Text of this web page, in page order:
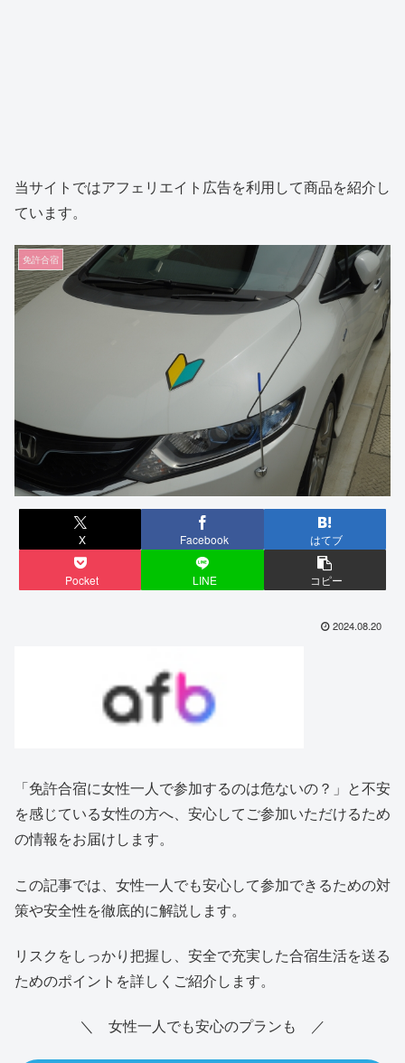
当サイトではアフェリエイト広告を利用して商品を紹介し
ています。
免許合宿
X Facebook はてブ
Pocket LINE コピー
2024.08.20
「免許合宿に女性一人で参加するのは危ないの？」と不安
を感じている女性の方へ、安心してご参加いただけるため
の情報をお届けします。
この記事では、女性一人でも安心して参加できるための対
策や安全性を徹底的に解説します。
リスクをしっかり把握し、安全で充実した合宿生活を送る
ためのポイントを詳しくご紹介します。
＼ 女性一人でも安心のプランも ／